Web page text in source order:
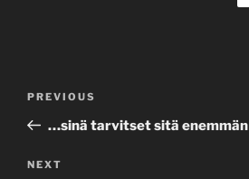
Previous
Post
PREVIOUS
…sinä tarvitset sitä enemmän
Next
NEXT